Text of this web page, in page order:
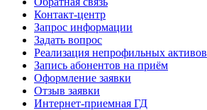
Контакт-центр
Запрос информации
Задать вопрос
Реализация непрофильных активов
Запись абонентов на приём
Оформление заявки
Отзыв заявки
Интернет-приемная ГД